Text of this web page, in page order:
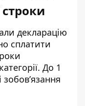
строки
декларацію
сплатити
До 1